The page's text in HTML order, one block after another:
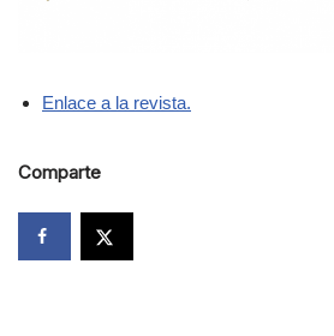
Enlace a la revista.
Comparte